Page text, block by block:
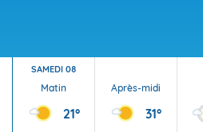
SAMEDI 08
Matin
21°
Après-midi
31°